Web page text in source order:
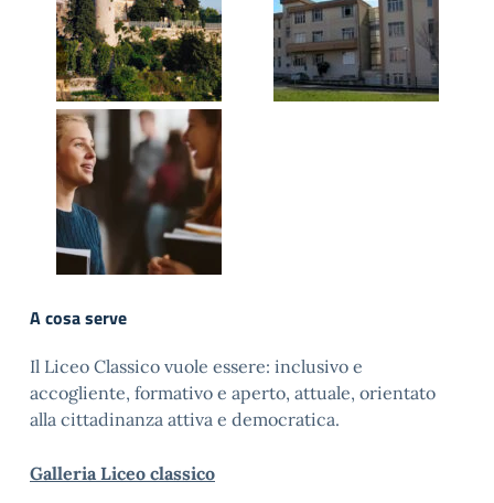
A cosa serve
Il Liceo Classico vuole essere: inclusivo e
accogliente, formativo e aperto, attuale, orientato
alla cittadinanza attiva e democratica.
Galleria Liceo classico